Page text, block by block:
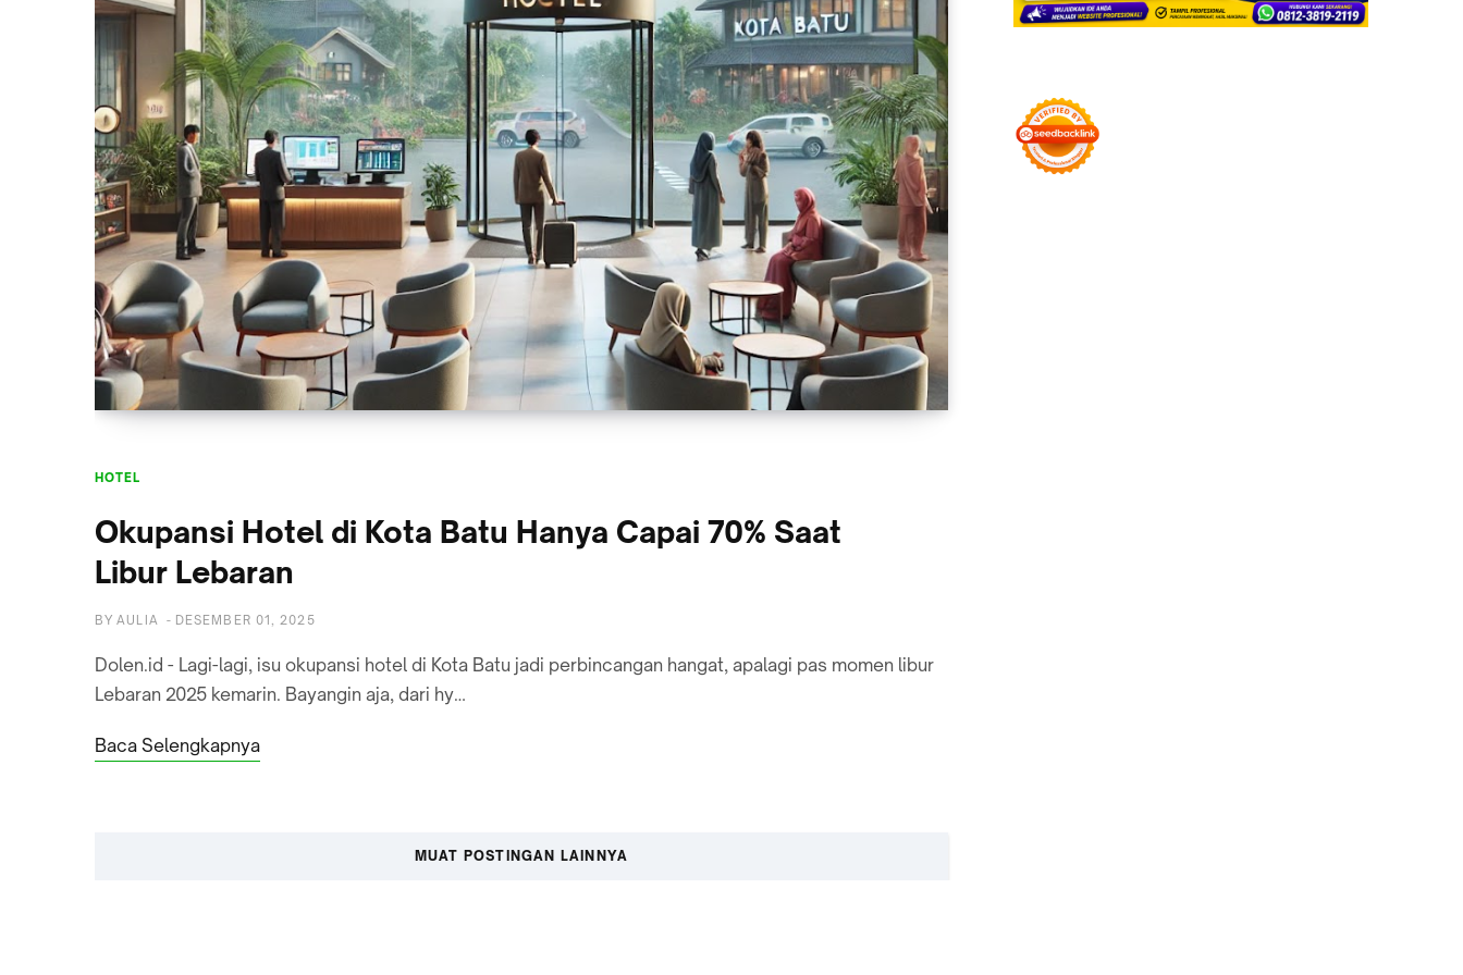
HOTEL
Okupansi Hotel di Kota Batu Hanya Capai 70% Saat
Libur Lebaran
BY AULIA - DESEMBER 01, 2025
Dolen.id - Lagi-lagi, isu okupansi hotel di Kota Batu jadi perbincangan hangat, apalagi pas momen libur
Lebaran 2025 kemarin. Bayangin aja, dari hy…
Baca Selengkapnya
MUAT POSTINGAN LAINNYA